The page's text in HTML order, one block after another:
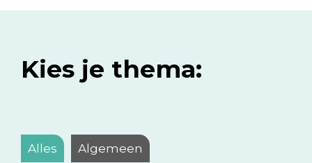
Kies je thema:
Alles Algemeen